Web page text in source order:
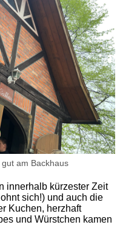
am Backhaus
innerhalb kürzester Zeit
sich!) und auch die
Kuchen, herzhaft
und Würstchen kamen